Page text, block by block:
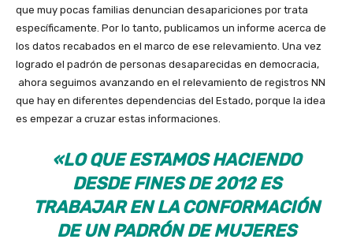
que muy pocas familias denuncian desapariciones por trata
específicamente. Por lo tanto, publicamos un informe acerca de
los datos recabados en el marco de ese relevamiento. Una vez
logrado el padrón de personas desaparecidas en democracia,
ahora seguimos avanzando en el relevamiento de registros NN
que hay en diferentes dependencias del Estado, porque la idea
es empezar a cruzar estas informaciones.
«LO QUE ESTAMOS HACIENDO
DESDE FINES DE 2012 ES
TRABAJAR EN LA CONFORMACIÓN
DE UN PADRÓN DE MUJERES